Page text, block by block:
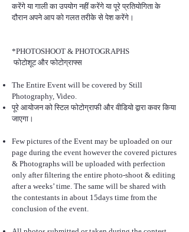
करेंगे या गाली का उपयोग नहीं करेंगे या पूरे प्रतियोगिता के
दौरान अपने आप को गलत तरीके से पेश करेंगे।
*PHOTOSHOOT & PHOTOGRAPHS
फोटोशूट और फोटोग्राफ्स
The Entire Event will be covered by Still
Photography, Video.
पूरे आयोजन को स्टिल फोटोग्राफी और वीडियो द्वारा कवर किया
जाएगा।
Few pictures of the Event may be uploaded on our
page during the event however the covered pictures
& Photographs will be uploaded with perfection
only after filtering the entire photo-shoot & editing
after a weeks’ time. The same will be shared with
the contestants in about 15days time from the
conclusion of the event.